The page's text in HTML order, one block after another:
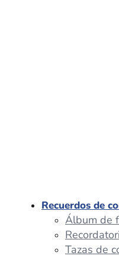
Recuerdos de
Álbum de
Tazas de